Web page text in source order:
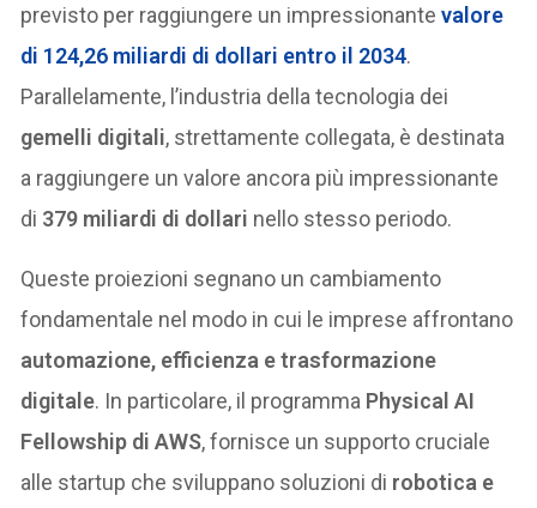
previsto per raggiungere un impressionantevalore
di 124,26 miliardi di dollari entro il 2034.
Parallelamente, l’industria della tecnologia dei
gemelli digitali, strettamente collegata, è destinata
a raggiungere un valore ancora più impressionante
di 379 miliardi di dollari nello stesso periodo.
Queste proiezioni segnano un cambiamento
fondamentale nel modo in cui le imprese affrontano
automazione, efficienza e trasformazione
digitale. In particolare, il programma Physical AI
Fellowship di AWS, fornisce un supporto cruciale
alle startup che sviluppano soluzioni di robotica e